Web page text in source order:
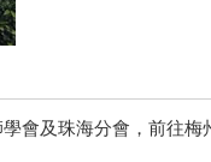
會及珠海分會，前往梅